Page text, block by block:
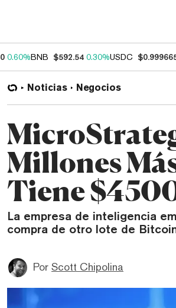
0.60%BNB $592.54 0.30%USDC
Noticias Negocios
Millones
Tiene
La empresa de inteligencia
compra de otro lote de
Por Scott Chipolina